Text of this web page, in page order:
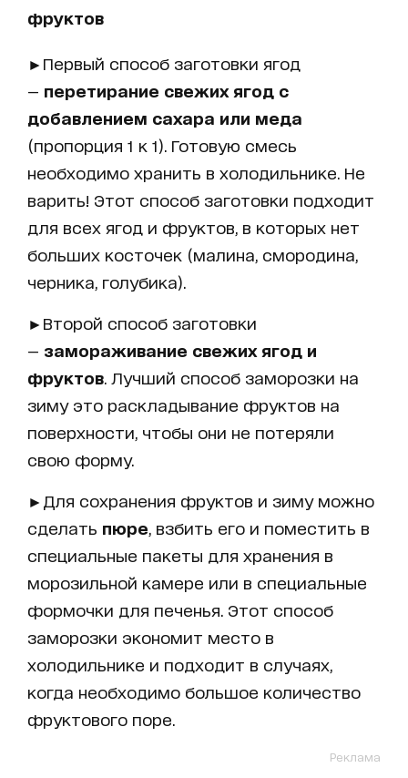
фруктов
►Первый способ заготовки ягод
— перетирание свежих ягод с
добавлением сахара или меда
(пропорция 1 к 1). Готовую смесь
необходимо хранить в холодильнике. Не
варить! Этот способ заготовки подходит
для всех ягод и фруктов, в которых нет
больших косточек (малина, смородина,
черника, голубика).
►Второй способ заготовки
— замораживание свежих ягод и
фруктов . Лучший способ заморозки на
зиму это раскладывание фруктов на
поверхности, чтобы они не потеряли
свою форму.
►Для сохранения фруктов и зиму можно
сделать пюре , взбить его и поместить в
специальные пакеты для хранения в
морозильной камере или в специальные
формочки для печенья. Этот способ
заморозки экономит место в
холодильнике и подходит в случаях,
когда необходимо большое количество
фруктового поре.
Реклама